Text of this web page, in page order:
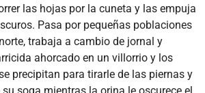
las hojas por la cuneta y las empuja
Pasa por pequeñas poblaciones
trabaja a cambio de jornal y
ahorcado en un villorrio y los
precipitan para tirarle de las piernas y